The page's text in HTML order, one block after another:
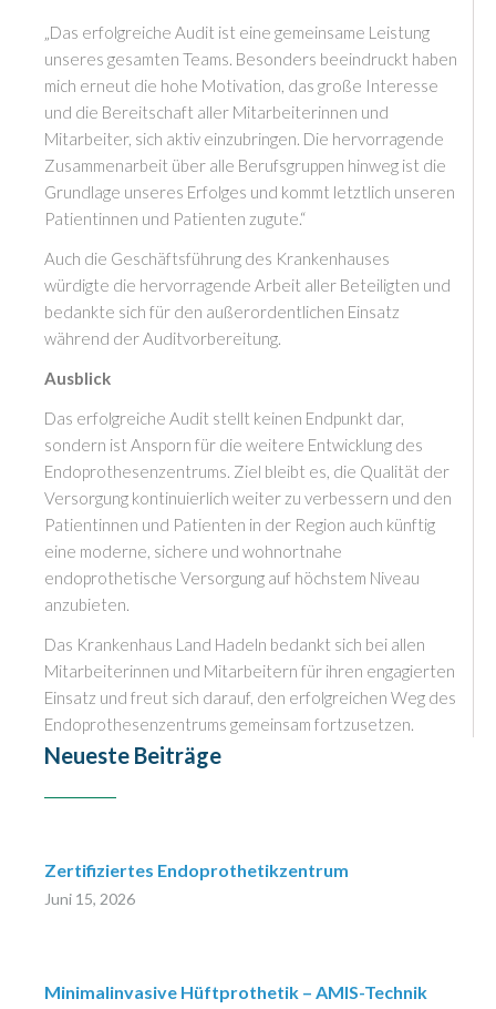
„Das erfolgreiche Audit ist eine gemeinsame Leistung
unseres gesamten Teams. Besonders beeindruckt haben
mich erneut die hohe Motivation, das große Interesse
und die Bereitschaft aller Mitarbeiterinnen und
Mitarbeiter, sich aktiv einzubringen. Die hervorragende
Zusammenarbeit über alle Berufsgruppen hinweg ist die
Grundlage unseres Erfolges und kommt letztlich unseren
Patientinnen und Patienten zugute.“
Auch die Geschäftsführung des Krankenhauses
würdigte die hervorragende Arbeit aller Beteiligten und
bedankte sich für den außerordentlichen Einsatz
während der Auditvorbereitung.
Ausblick
Das erfolgreiche Audit stellt keinen Endpunkt dar,
sondern ist Ansporn für die weitere Entwicklung des
Endoprothesenzentrums. Ziel bleibt es, die Qualität der
Versorgung kontinuierlich weiter zu verbessern und den
Patientinnen und Patienten in der Region auch künftig
eine moderne, sichere und wohnortnahe
endoprothetische Versorgung auf höchstem Niveau
anzubieten.
Das Krankenhaus Land Hadeln bedankt sich bei allen
Mitarbeiterinnen und Mitarbeitern für ihren engagierten
Einsatz und freut sich darauf, den erfolgreichen Weg des
Endoprothesenzentrums gemeinsam fortzusetzen.
Neueste Beiträge
Zertifiziertes Endoprothetikzentrum
Juni 15, 2026
Minimalinvasive Hüftprothetik – AMIS-Technik